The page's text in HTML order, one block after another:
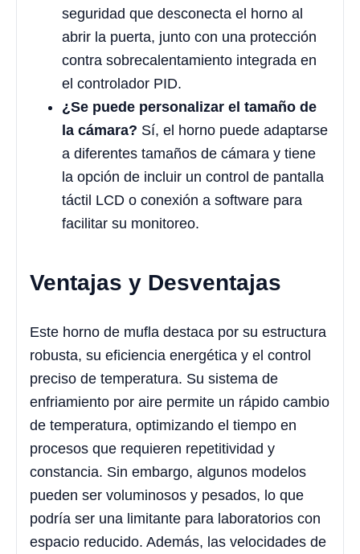
seguridad que desconecta el horno al
abrir la puerta, junto con una protección
contra sobrecalentamiento integrada en
el controlador PID.
¿Se puede personalizar el tamaño de
la cámara? Sí, el horno puede adaptarse
a diferentes tamaños de cámara y tiene
la opción de incluir un control de pantalla
táctil LCD o conexión a software para
facilitar su monitoreo.
Ventajas y Desventajas
Este horno de mufla destaca por su estructura
robusta, su eficiencia energética y el control
preciso de temperatura. Su sistema de
enfriamiento por aire permite un rápido cambio
de temperatura, optimizando el tiempo en
procesos que requieren repetitividad y
constancia. Sin embargo, algunos modelos
pueden ser voluminosos y pesados, lo que
podría ser una limitante para laboratorios con
espacio reducido. Además, las velocidades de